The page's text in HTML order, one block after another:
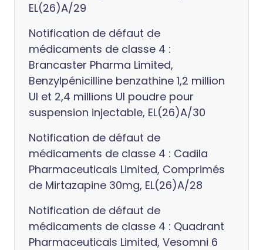
EL(26)A/29
Notification de défaut de
médicaments de classe 4 :
Brancaster Pharma Limited,
Benzylpénicilline benzathine 1,2 million
UI et 2,4 millions UI poudre pour
suspension injectable, EL(26)A/30
Notification de défaut de
médicaments de classe 4 : Cadila
Pharmaceuticals Limited, Comprimés
de Mirtazapine 30mg, EL(26)A/28
Notification de défaut de
médicaments de classe 4 : Quadrant
Pharmaceuticals Limited, Vesomni 6